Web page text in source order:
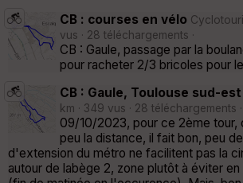
CB : courses en vélo
vus · 28 téléchargements ·
CB : Gaule, passage par la
pour racheter 2/3 bricoles pour
CB : Gaule, Toulouse sud-est
km · 349 vus · 28 téléchargements ·
09/10/2023, pour ce 2ème tour,
peu la distance, il fait bon, peu
d'extension du métro ne facilitent pas la
autour de labège 2, zone plutôt à éviter